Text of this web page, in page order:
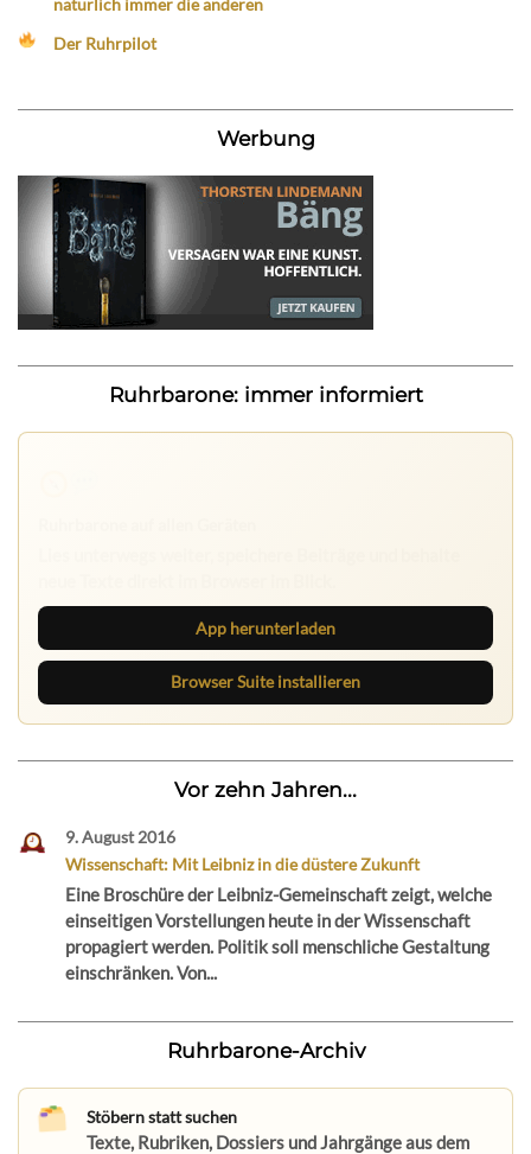
Der Ruhrpilot
Werbung
Ruhrbarone: immer informiert
App herunterladen
Browser Suite installieren
Vor zehn Jahren...
9. August 2016
Wissenschaft: Mit Leibniz in die düstere Zukunft
Eine Broschüre der Leibniz-Gemeinschaft zeigt, welche
einseitigen Vorstellungen heute in der Wissenschaft
propagiert werden. Politik soll menschliche Gestaltung
einschränken. Von...
Ruhrbarone-Archiv
Stöbern statt suchen
Texte, Rubriken, Dossiers und Jahrgänge aus dem